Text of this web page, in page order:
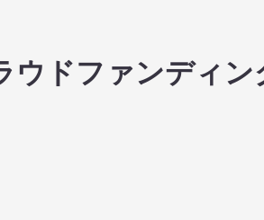
ウドファンディン